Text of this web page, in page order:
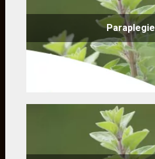
Paraplegie